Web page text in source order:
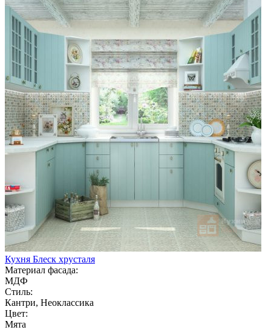
Кухня Блеск хрусталя
Материал фасада:
МДФ
Стиль:
Кантри, Неоклассика
Цвет:
Мята